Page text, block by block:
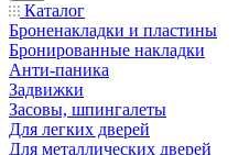
Каталог
Броненакладки и пластины
Бронированные накладки
Анти-паника
Задвижки
Засовы, шпингалеты
Для легких дверей
Для металлических дверей